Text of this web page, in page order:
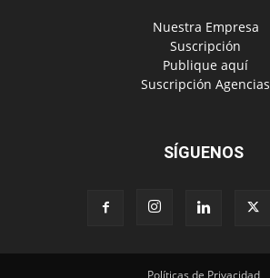
‎ Nuestra Empresa
‎ Suscripción
‎ Publique aquí
‎ Suscripción Agencias
SÍGUENOS
Políticas de Privacidad